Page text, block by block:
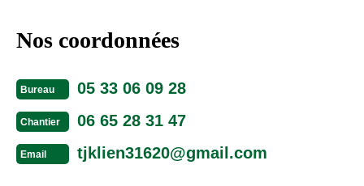
Nos coordonnées
Bureau 05 33 06 09 28
Chantier 06 65 28 31 47
Email tjklien31620@gmail.com